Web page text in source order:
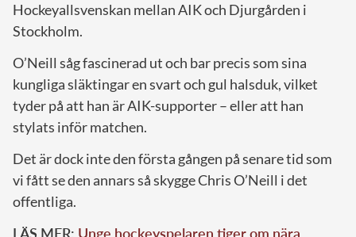
Hockeyallsvenskan mellan AIK och Djurgården i
Stockholm.
O’Neill såg fascinerad ut och bar precis som sina
kungliga släktingar en svart och gul halsduk, vilket
tyder på att han är AIK-supporter – eller att han
stylats inför matchen.
Det är dock inte den första gången på senare tid som
vi fått se den annars så skygge Chris O’Neill i det
offentliga.
LÄS MER: Unge hockeyspelaren tiger om nära